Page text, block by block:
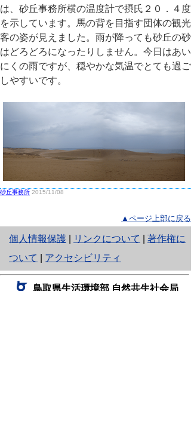
は、砂丘事務所横の温度計で摂氏２０．４度
を示しています。馬の背を目指す団体の観光
客の姿が見えました。雨が降っても砂丘の砂
はどろどろになったりしません。今日はあい
にくの雨ですが、穏やかな気温でとても過ご
しやすいです。
砂丘事務所 2015/11/08
▲ページ上部に戻る
個人情報保護
と
り
ネ
リンクについて
著作権に
ついて
アクセシビリティ
鳥取県生活環境部 自然共生社会局